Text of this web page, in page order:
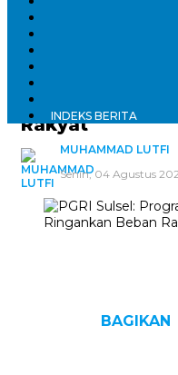
INDEKS BERITA
Pemkot Makassar
PGRI Sulsel:
Pemkot
Rakyat
MUHAMMAD LUTFI
Senin, 04 Agustus
BAGIKAN